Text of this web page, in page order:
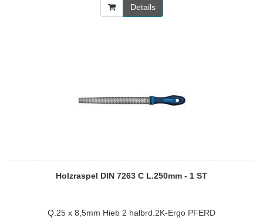
Details
Holzraspel DIN 7263 C L.250mm - 1 ST
Q.25 x 8,5mm Hieb 2 halbrd.2K-Ergo PFERD